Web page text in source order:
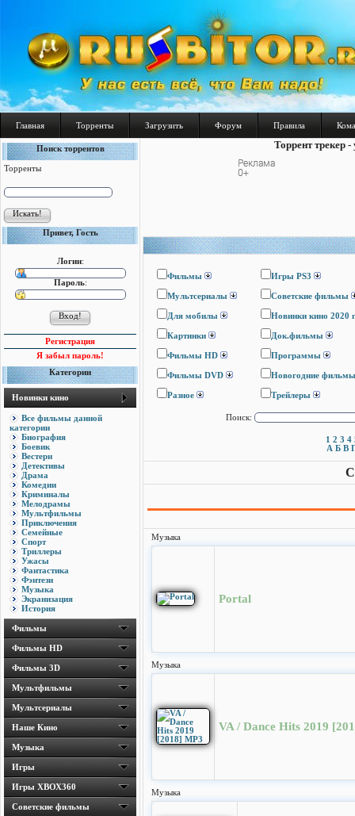
Главная Торренты Загрузить Форум Правила
Поиск торрентов
Торренты
Привет, Гость
Логин:
Пароль:
Регистрация
Я забыл пароль!
Категории
Новинки кино
Все фильмы данной
категории
Биография
Боевик
Вестерн
Детективы
Драма
Комедии
Криминалы
Мелодрамы
Мультфильмы
Приключения
Семейные
Спорт
Триллеры
Ужасы
Фантастика
Фэнтези
Музыка
Экранизация
История
Фильмы
Фильмы HD
Фильмы 3D
Мультфильмы
Мультсериалы
Наше Кино
Музыка
Игры
Игры ХВОХ360
Cоветские фильмы
Торрент трекер
Фильмы Игры PS3
Мультсериалы Cоветские фильмы
Для мобилы Новинки кино 2020
Картинки Док.фильмы
Фильмы HD Программы
Фильмы DVD Новогодние фильмы
Разное Трейлеры
Поиск:
1 2 3 4
А Б В
Музыка
Portal
Музыка
VA / Dance Hits 2019
Музыка